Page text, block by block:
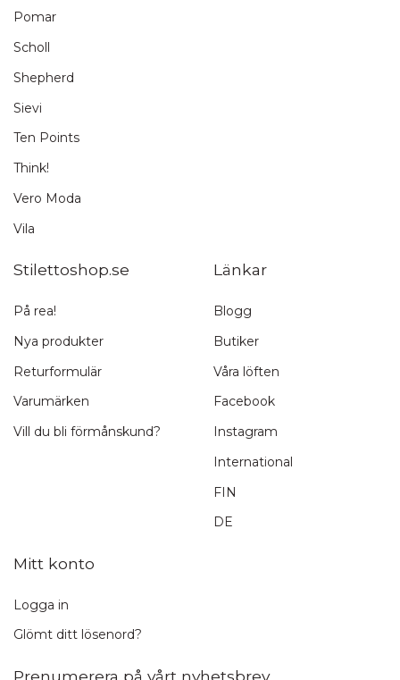
Pomar
Scholl
Shepherd
Sievi
Ten Points
Think!
Vero Moda
Vila
Stilettoshop.se
På rea!
Nya produkter
Returformulär
Varumärken
Vill du bli förmånskund?
Länkar
Blogg
Butiker
Våra löften
Facebook
Instagram
International
FIN
DE
Mitt konto
Logga in
Glömt ditt lösenord?
Prenumerera på vårt nyhetsbrev